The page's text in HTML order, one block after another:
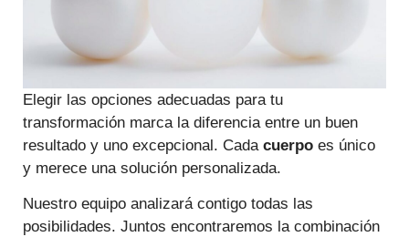
Elegir las opciones adecuadas para tu
transformación marca la diferencia entre un buen
resultado y uno excepcional. Cada cuerpo es único
y merece una solución personalizada.
Nuestro equipo analizará contigo todas las
posibilidades. Juntos encontraremos la combinación